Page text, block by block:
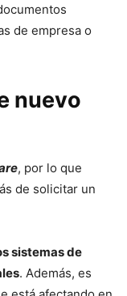
de empresa o
nuevo
, por lo que
de solicitar un
sistemas de
. Además, es